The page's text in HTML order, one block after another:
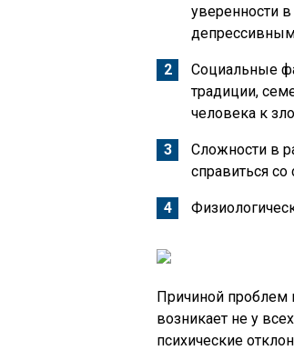
уверенности
Социальные
традиции,
человека к
Сложности в
справиться
Причиной проблем
возникает не у
психические